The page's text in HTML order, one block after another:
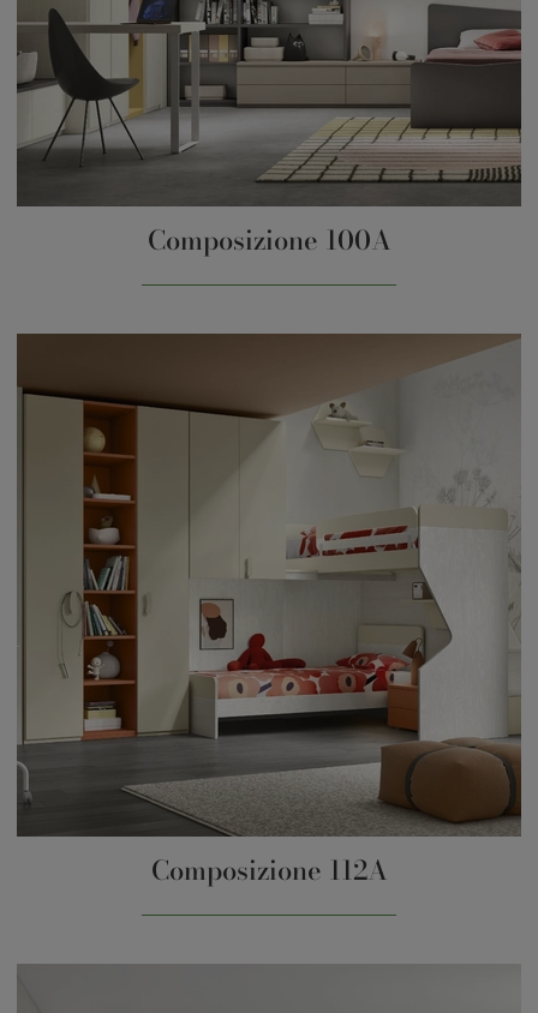
Composizione 100A
Composizione 112A